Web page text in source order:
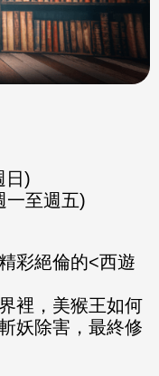
日)
一至週五)
彩絕倫的<西遊
裡，美猴王如何
妖除害，最終修